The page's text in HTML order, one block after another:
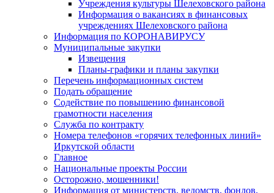
Учреждения культуры Шелеховского района
Информация о вакансиях в финансовых
учреждениях Шелеховского района
Информация по КОРОНАВИРУСУ
Муниципальные закупки
Извещения
Планы-графики и планы закупки
Перечень информационных систем
Подать обращение
Содействие по повышению финансовой
грамотности населения
Служба по контракту
Номера телефонов «горячих телефонных линий»
Иркутской области
Главное
Национальные проекты России
Осторожно, мошенники!
Информация от министерств, ведомств, фондов,